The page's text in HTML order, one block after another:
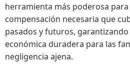
herramienta más poderosa
compensación necesaria que
pasados y futuros,
económica duradera para las
negligencia ajena.